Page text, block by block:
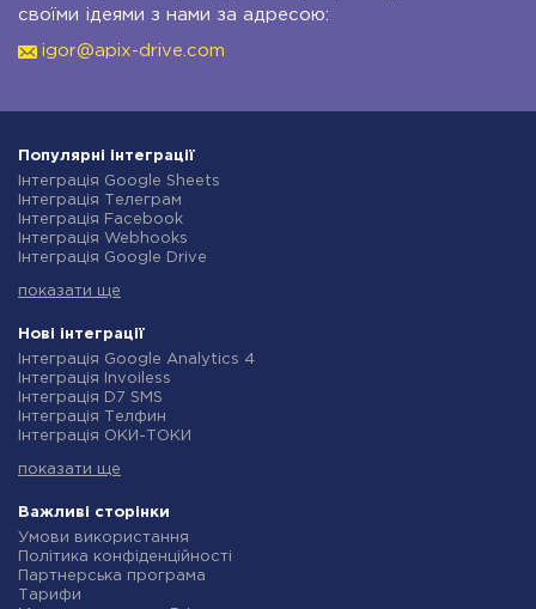
своїми ідеями з нами за адресою:
igor@apix-drive.com
Популярні інтеграції
Інтеграція Google Sheets
Інтеграція Телеграм
Інтеграція Facebook
Інтеграція Webhooks
Інтеграція Google Drive
Інтеграція Gmail
Інтеграція Rozetka
Інтеграція OpenAI (ChatGPT)
Інтеграція Binotel
Інтеграція Prom
Інтеграція Приват24
Інтеграція OLX
Інтеграція SendPulse
Інтеграція Stream Telecom
Інтеграція Google Analytics
Інтеграція Creatio
Інтеграція Ringostat
Інтеграція Google Calendar
показати ще
Нові інтеграції
Інтеграція Google Analytics 4
Інтеграція Invoiless
Інтеграція D7 SMS
Інтеграція Телфин
Інтеграція ОКИ-ТОКИ
Інтеграція Microsoft Dynamics 365
Інтеграція TxtSync
Інтеграція Wire2Air
Інтеграція Corezoid
Інтеграція Infobip
Інтеграція Instasent
показати ще
Важливі сторінки
Умови використання
Політика конфіденційності
Партнерська програма
Тарифи